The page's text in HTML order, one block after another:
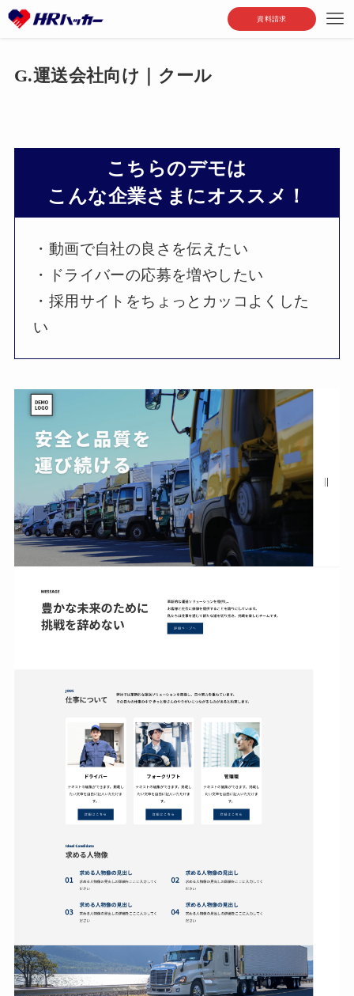
資料請求
G.運送会社向け｜クール
こちらのデモは
こんな企業さまにオススメ！
・動画で自社の良さを伝えたい
・ドライバーの応募を増やしたい
・採用サイトをちょっとカッコよくした
い